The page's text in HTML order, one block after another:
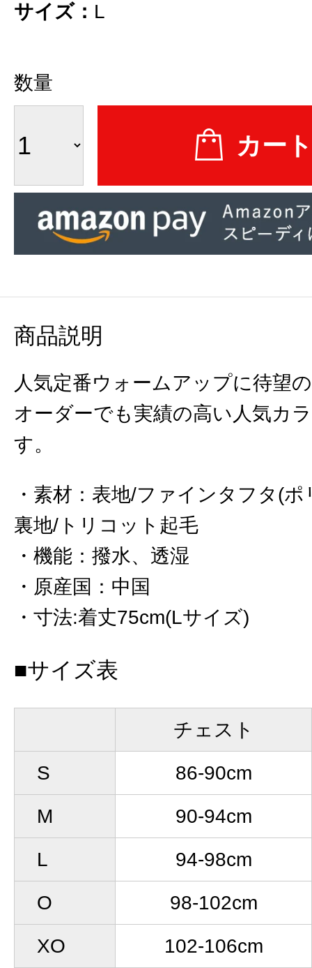
サイズ： L
数量
商品説明
人気定番ウォームアップに待望
オーダーでも実績の高い人気カ
す。
素材 ： 表地/ファインタフタ(
裏地/トリコット起毛
機能 ： 撥水、透湿
原産国 ： 中国
寸法:着丈75cm(Lサイズ)
■サイズ表
チェスト
S
86-90cm
M
90-94cm
L
94-98cm
O
98-102cm
XO
102-106cm